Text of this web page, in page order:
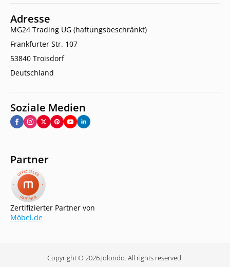
Adresse
MG24 Trading UG (haftungsbeschränkt)
Frankfurter Str. 107
53840 Troisdorf
Deutschland
Soziale Medien
Partner
Zertifizierter Partner von
Möbel.de
Copyright © 2026.Jolondo. All rights reserved.